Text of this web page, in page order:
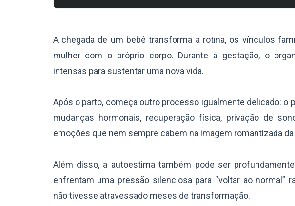
A chegada de um bebê transforma a rotina, os vínculos
mulher com o próprio corpo. Durante a gestação, o
intensas para sustentar uma nova vida.
Após o parto, começa outro processo igualmente delicado: o
mudanças hormonais, recuperação física, privação de
emoções que nem sempre cabem na imagem romantizada
Além disso, a autoestima também pode ser
enfrentam uma pressão silenciosa para “voltar ao normal”
não tivesse atravessado meses de transformação.